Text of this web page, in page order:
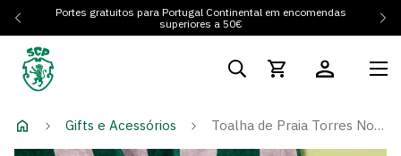
Portes gratuitos para Portugal Continental em encomendas
superiores a 50€
Gifts e Acessórios Toalha de Praia Torres Novas Riscas Verdes e Rosa